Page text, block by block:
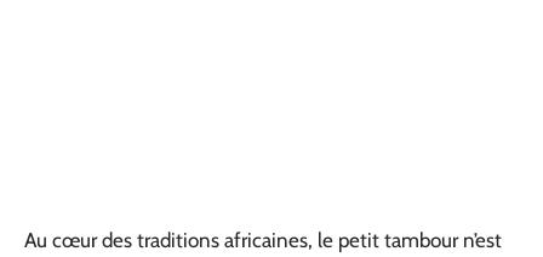
Au cœur des traditions africaines, le petit tambour n’est